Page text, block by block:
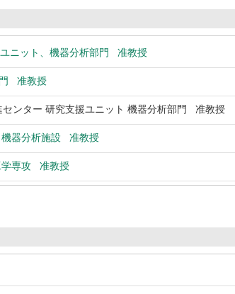
ニット、機器分析部門 准教授
准教授
ンター 研究支援ユニット 機器分析部門 准教授
器分析施設 准教授
専攻 准教授